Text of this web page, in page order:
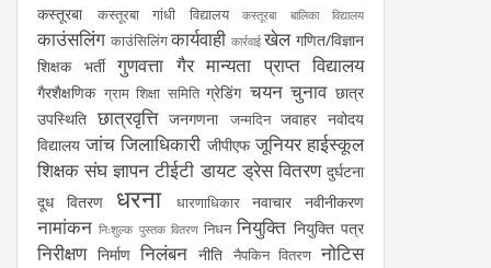
कस्तूरबा
कस्तूरबा गांधी विद्यालय कस्तूरबा बालिका विद्यालय
काउंसलिंग काउंसिलिंग कार्यवाही कार्रवाई खेल गणित/विज्ञान
शिक्षक भर्ती
गुणवत्ता गैर मान्यता प्राप्त विद्यालय
गैरशैक्षणिक ग्राम शिक्षा समिति ग्रेडिंग चयन चुनाव छात्र
उपस्थिति छात्रवृत्ति जनगणना जन्मदिन जवाहर नवोदय
विद्यालय जांच जिलाधिकारी जीपीएफ जूनियर हाईस्कूल
शिक्षक संघ ज्ञापन टीईटी डायट ड्रेस वितरण दुर्घटना
दूध वितरण
धरना धारणाधिकार नवाचार नवीनीकरण
नामांकन निःशुल्क पुस्तक वितरण निधन नियुक्ति नियुक्ति पत्र
निरीक्षण निर्माण निलंबन नीति नैपकिन वितरण नोटिस